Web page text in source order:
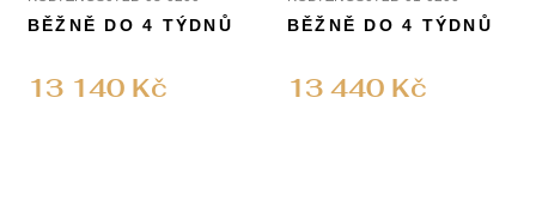
13 140 Kč
BĚŽNĚ DO 4 TÝDNŮ
13 440 Kč
BĚŽNĚ DO 4 TÝDNŮ